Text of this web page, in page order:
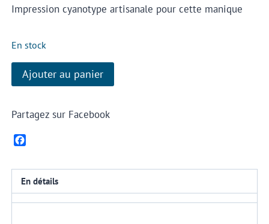
Impression cyanotype artisanale pour cette manique
En stock
Ajouter au panier
Partagez sur Facebook
En détails